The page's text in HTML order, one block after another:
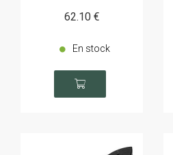
62.10 €
En stock